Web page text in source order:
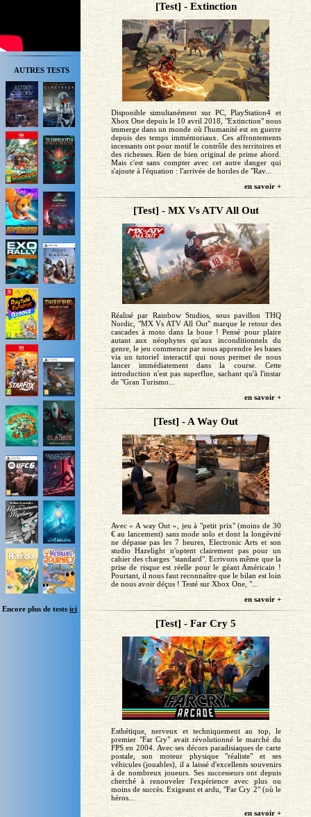
AUTRES TESTS
Encore plus de testsici
[Test] - Extinction
Disponible simultanément sur PC, PlayStation4 et
Xbox One depuis le 10 avril 2018, "Extinction" nous
immerge dans un monde où l'humanité est en guerre
depuis des temps immémoriaux. Ces affrontements
incessants ont pour motif le contrôle des territoires et
des richesses. Rien de bien original de prime abord.
Mais c'est sans compter avec cet autre danger qui
s'ajoute à l'équation : l'arrivée de hordes de "Rav...
en savoir +
[Test] - MX Vs ATV All Out
Réalisé par Rainbow Studios, sous pavillon THQ
Nordic, "MX Vs ATV All Out" marque le retour des
cascades à moto dans la boue ! Pensé pour plaire
autant aux néophytes qu'aux inconditionnels du
genre, le jeu commence par nous apprendre les bases
via un tutoriel interactif qui nous permet de nous
lancer immédiatement dans la course. Cette
introduction n'est pas superflue, sachant qu'à l'instar
de "Gran Turismo...
en savoir +
[Test] - A Way Out
Avec « A way Out », jeu à "petit prix" (moins de 30
€ au lancement) sans mode solo et dont la longévité
ne dépasse pas les 7 heures, Electronic Arts et son
studio Hazelight n'optent clairement pas pour un
cahier des charges "standard". Ecrivons même que la
prise de risque est réelle pour le géant Américain !
Pourtant, il nous faut reconnaître que le bilan est loin
de nous avoir déçus ! Testé sur Xbox One, "...
en savoir +
[Test] - Far Cry 5
Esthétique, nerveux et techniquement au top, le
premier "Far Cry" avait révolutionné le marché du
FPS en 2004. Avec ses décors paradisiaques de carte
postale, son moteur physique "réaliste" et ses
véhicules (jouables), il a laissé d'excellents souvenirs
à de nombreux joueurs. Ses successeurs ont depuis
cherché à renouveler l'expérience avec plus ou
moins de succès. Exigeant et ardu, "Far Cry 2" (où le
héros...
en savoir +